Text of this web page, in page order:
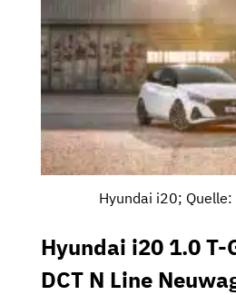
Hyundai i20;
Hyundai i20 1.0 T-
DCT N Line